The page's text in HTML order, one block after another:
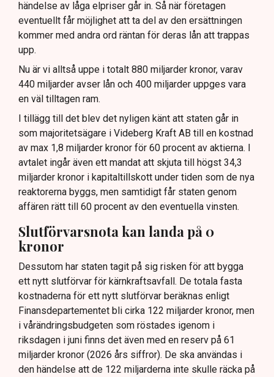
händelse av låga elpriser går in. Så när företagen
eventuellt får möjlighet att ta del av den ersättningen
kommer med andra ord räntan för deras lån att trappas
upp.
Nu är vi alltså uppe i totalt 880 miljarder kronor, varav
440 miljarder avser lån och 400 miljarder uppges vara
en väl tilltagen ram.
I tillägg till det blev det nyligen känt att staten går in
som majoritetsägare i Videberg Kraft AB till en kostnad
av max 1,8 miljarder kronor för 60 procent av aktierna. I
avtalet ingår även ett mandat att skjuta till högst 34,3
miljarder kronor i kapitaltillskott under tiden som de nya
reaktorerna byggs, men samtidigt får staten genom
affären rätt till 60 procent av den eventuella vinsten.
Slutförvarsnota kan landa på 0
kronor
Dessutom har staten tagit på sig risken för att bygga
ett nytt slutförvar för kärnkraftsavfall. De totala fasta
kostnaderna för ett nytt slutförvar beräknas enligt
Finansdepartementet bli cirka 122 miljarder kronor, men
i vårändringsbudgeten som röstades igenom i
riksdagen i juni finns det även med en reserv på 61
miljarder kronor (2026 års siffror). De ska användas i
den händelse att de 122 miljarderna inte skulle räcka på